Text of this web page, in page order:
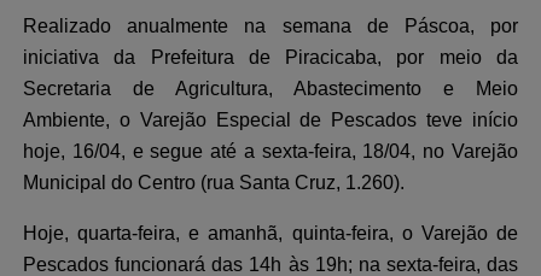
Realizado anualmente na semana de Páscoa, por
iniciativa da Prefeitura de Piracicaba, por meio da
Secretaria de Agricultura, Abastecimento e Meio
Ambiente, o Varejão Especial de Pescados teve início
hoje, 16/04, e segue até a sexta-feira, 18/04, no Varejão
Municipal do Centro (rua Santa Cruz, 1.260).
Hoje, quarta-feira, e amanhã, quinta-feira, o Varejão de
Pescados funcionará das 14h às 19h; na sexta-feira, das